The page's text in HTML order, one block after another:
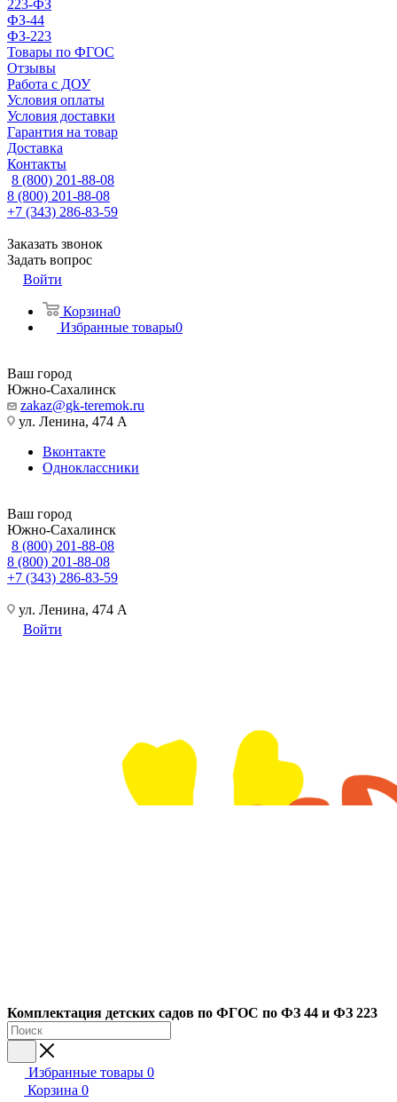
223-ФЗ
ФЗ-44
ФЗ-223
Товары по ФГОС
Отзывы
Работа с ДОУ
Условия оплаты
Условия доставки
Гарантия на товар
Доставка
Контакты
8 (800) 201-88-08
8 (800) 201-88-08
+7 (343) 286-83-59
Заказать звонок
Задать вопрос
Войти
Корзина0
Избранные товары0
Ваш город
Южно-Сахалинск
zakaz@gk-teremok.ru
ул. Ленина, 474 А
Вконтакте
Одноклассники
Ваш город
Южно-Сахалинск
8 (800) 201-88-08
8 (800) 201-88-08
+7 (343) 286-83-59
ул. Ленина, 474 А
Войти
Комплектация детских садов по ФГОC по ФЗ 44 и ФЗ 223
Избранные товары 0
Корзина 0